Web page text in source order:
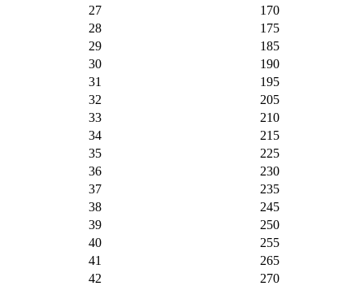
27
170
28
175
29
185
30
190
31
195
32
205
33
210
34
215
35
225
36
230
37
235
38
245
39
250
40
255
41
265
42
270